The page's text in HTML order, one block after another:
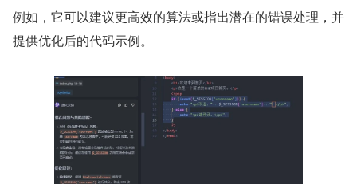
例如，它可以建议更高效的算法或指出潜在的错误处理，并
提供优化后的代码示例。